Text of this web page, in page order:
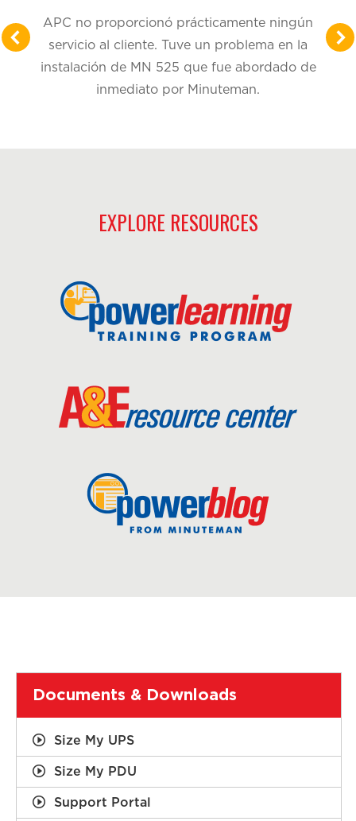
APC no proporcionó prácticamente ningún
servicio al cliente. Tuve un problema en la
instalación de MN 525 que fue abordado de
inmediato por Minuteman.
EXPLORE RESOURCES
Documents & Downloads
Size My UPS
Size My PDU
Support Portal